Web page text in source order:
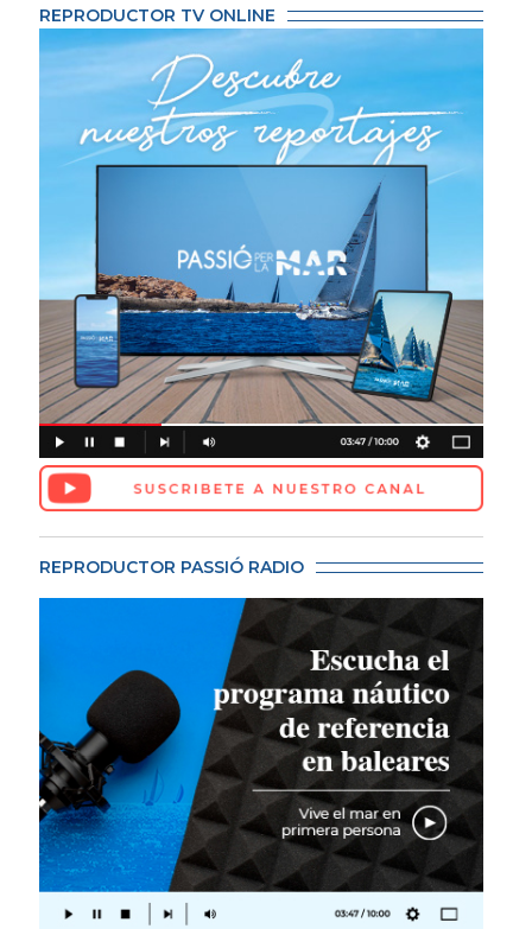
REPRODUCTOR TV ONLINE
REPRODUCTOR PASSIÓ RADIO